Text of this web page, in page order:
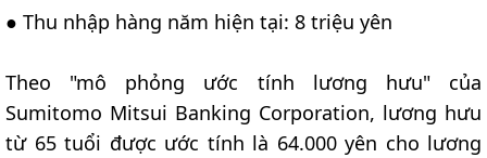
● Thu nhập hàng năm hiện tại: 8 triệu yên
Theo "mô phỏng ước tính lương hưu" của
Sumitomo Mitsui Banking Corporation, lương hưu
từ 65 tuổi được ước tính là 64.000 yên cho lương